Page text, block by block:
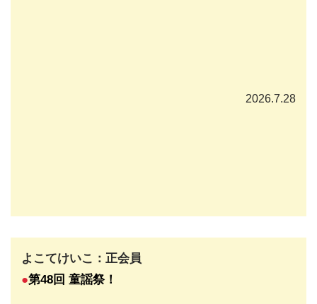
2026.7.28
よこてけいこ：正会員
●第48回 童謡祭！